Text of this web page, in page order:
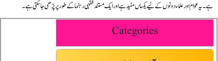
ہے۔ یہ عوام اور علماء دونوں کے لیے یکساں مفید ہے اور ایک مستند فقہی رہنما کے طور پر پڑھی جا سکتی ہے۔
Categories